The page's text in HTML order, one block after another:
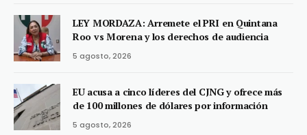
LEY MORDAZA: Arremete el PRI en Quintana
Roo vs Morena y los derechos de audiencia
5 agosto, 2026
EU acusa a cinco líderes del CJNG y ofrece más
de 100 millones de dólares por información
5 agosto, 2026